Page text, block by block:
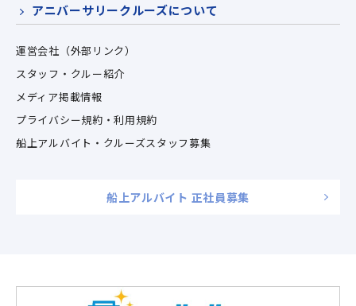
アニバーサリークルーズについて
運営会社（外部リンク）
スタッフ・クルー紹介
メディア掲載情報
プライバシー規約・利用規約
船上アルバイト・クルーズスタッフ募集
船上アルバイト 正社員募集